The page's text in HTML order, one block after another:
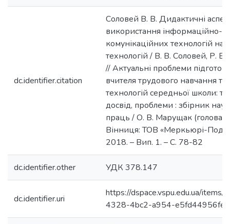
dc.identifier.citation
Соловей В. В. Дидактичні
використання інформаційно-
комунікаційних технологій на
технологій / В. В. Соловей, Р.
// Актуальні проблеми
вчителя трудового навчання та
технологій середньої школи:
досвід, проблеми : збірник
праць / О. В. Марущак (голова)
Вінниця: ТОВ «Меркьюрі-
2018. – Вип. 1. – С. 78-82
dc.identifier.other УДК 378.147
dc.identifier.uri
https://dspace.vspu.edu.ua/
4328-4bc2-a954-e5fd44956fef